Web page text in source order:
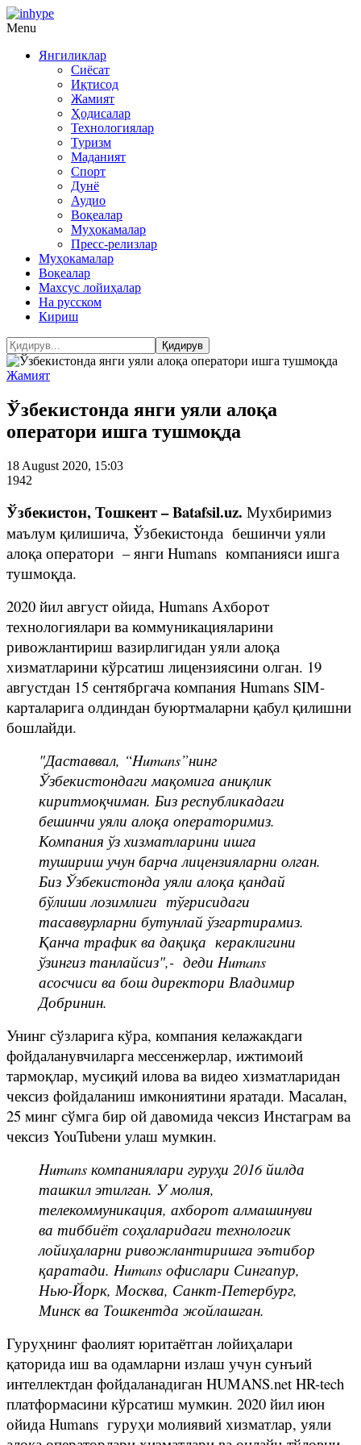
Menu
Янгиликлар
Сиёсат
Иқтисод
Жамият
Ҳодисалар
Технологиялар
Туризм
Маданият
Спорт
Дунё
Аудио
Воқеалар
Муҳокамалар
Пресс-релизлар
Муҳокамалар
Воқеалар
Махсус лойиҳалар
На русском
Кириш
Жамият
Ўзбекистонда янги уяли алоқа
оператори ишга тушмоқда
18 August 2020, 15:03
1942
Ўзбекистон, Тошкент – Batafsil.uz. Мухбиримиз
маълум қилишича, Ўзбекистонда бешинчи уяли
алоқа оператори – янги Humans компанияси ишга
тушмоқда.
2020 йил август ойида, Humans Ахборот
технологиялари ва коммуникацияларини
ривожлантириш вазирлигидан уяли алоқа
хизматларини кўрсатиш лицензиясини олган. 19
августдан 15 сентябргача компания Humans SIM-
карталарига олдиндан буюртмаларни қабул қилишни
бошлайди.
"Даставвал, “Humans”нинг
Ўзбекистондаги мақомига аниқлик
киритмоқчиман. Биз республикадаги
бешинчи уяли алоқа операторимиз.
Компания ўз хизматларини ишга
тушириш учун барча лицензияларни олган.
Биз Ўзбекистонда уяли алоқа қандай
бўлиши лозимлиги тўғрисидаги
тасаввурларни бутунлай ўзгартирамиз.
Қанча трафик ва дақиқа кераклигини
ўзингиз танлайсиз",- деди Humans
асосчиси ва бош директори Владимир
Добринин.
Унинг сўзларига кўра, компания келажакдаги
фойдаланувчиларга мессенжерлар, ижтимоий
тармоқлар, мусиқий илова ва видео хизматларидан
чексиз фойдаланиш имкониятини яратади. Масалан,
25 минг сўмга бир ой давомида чексиз Инстаграм ва
чексиз YouTubeни улаш мумкин.
Humans компаниялари гуруҳи 2016 йилда
ташкил этилган. У молия,
телекоммуникация, ахборот алмашинуви
ва тиббиёт соҳаларидаги технологик
лойиҳаларни ривожлантиришга эътибор
қаратади. Humans офислари Сингапур,
Нью-Йорк, Москва, Санкт-Петербург,
Минск ва Тошкентда жойлашган.
Гуруҳнинг фаолият юритаётган лойиҳалари
қаторида иш ва одамларни излаш учун сунъий
интеллектдан фойдаланадиган HUMANS.net HR-tech
платформасини кўрсатиш мумкин. 2020 йил июн
ойида Humans гуруҳи молиявий хизматлар, уяли